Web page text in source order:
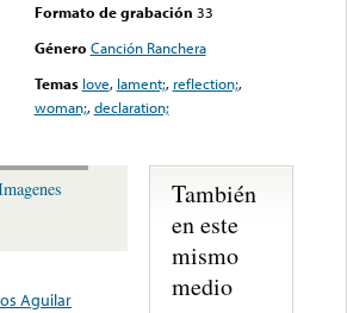
Formato de grabación 33
Género Canción Ranchera
Temas love, lament;, reflection;,
woman;,declaration;
Aguilar
También
en este
mismo
medio